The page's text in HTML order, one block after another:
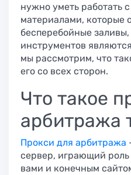
нужно уметь работать
материалами, которые
бесперебойные
инструментов
мы рассмотрим, что
его со всех сторон.
Что такое
арбитража
Прокси для арбитража
сервер, играющий
вами и конечным